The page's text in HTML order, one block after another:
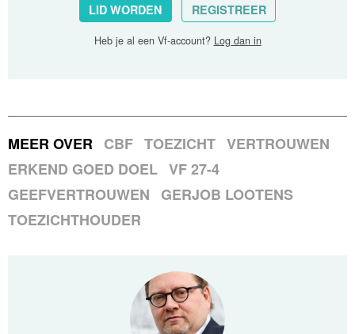
LID WORDEN REGISTREER
Heb je al een Vf-account? Log dan in
MEER OVER CBF TOEZICHT VERTROUWEN
ERKEND GOED DOEL VF 27-4
GEEFVERTROUWEN
GERJOB LOOTENS
TOEZICHTHOUDER